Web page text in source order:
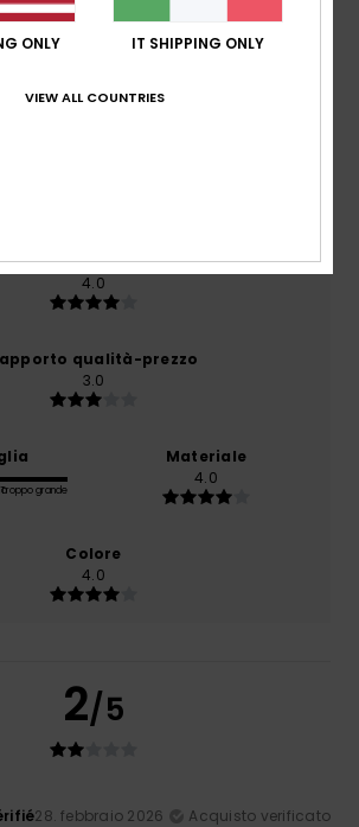
Punteggio medio
2.0/5
Comfort
4.0
qualità-prezzo
3.0
Troppo grande
Materiale
4.0
Colore
4.0
2/5
28. febbraio 2026
Acquisto verificato
ONLY IT SHIPPING ONLY
VIEW ALL COUNTRIES